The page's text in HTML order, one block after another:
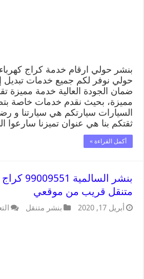
بنشر حولي ارقام خدمة كراج
حولي نوفر لكم جميع خدمات
ضمان الجودة العالية خدمة
مميزة، بحيث نقدم خدمات خاصة
السيارات سيارتكم هي سيارتنا و
ثقتكم بنا هي عنوان تميزنا سارعوا
أكمل القراءة »
بنشر
متنقل قريب من موقعي
أبريل 17, 2020 بنشر متنقل